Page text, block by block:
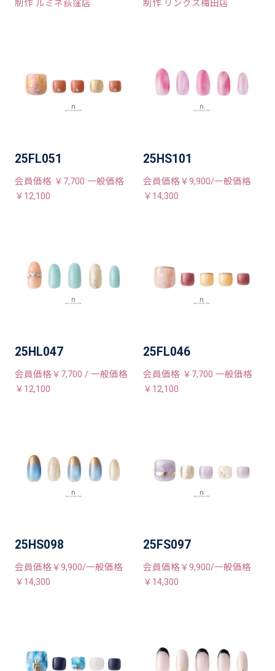
制作 ルミネ荻窪店 制作 リンクス梅田店
25FL051
会員価格 ￥7,700 一般価格
￥12,100
25HS101
会員価格￥9,900/一般価格
￥14,300
25HL047
会員価格￥7,700 / 一般価格
￥12,100
25FL046
会員価格 ￥7,700 一般価格
￥12,100
25HS098
会員価格￥9,900/一般価格
￥14,300
25FS097
会員価格￥9,900/一般価格
￥14,300